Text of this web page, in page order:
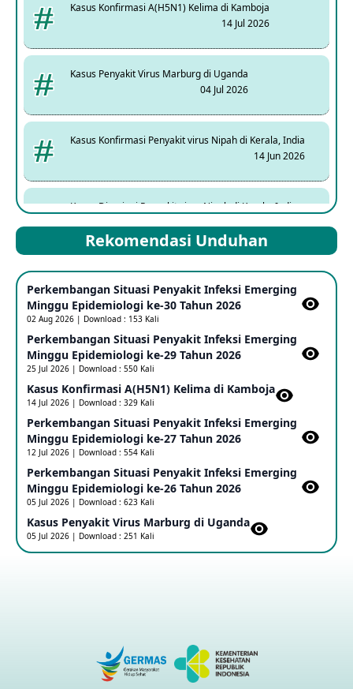
Kasus Konfirmasi A(H5N1) Kelima di Kamboja
14 Jul 2026
Kasus Penyakit Virus Marburg di Uganda
04 Jul 2026
Kasus Konfirmasi Penyakit virus Nipah di Kerala, India
14 Jun 2026
Kasus Dicurigai Penyakit virus Nipah di Kerala, India
Mpox Clade 1b di Taiwan
25 May 2026
Update Informasi PHEIC Penyakit Ebola
23 May 2026
Penetapan Outbreak Penyakit Ebola di RD Kongo dan
Uganda Sebagai PHEIC
17 May 2026
Outbreak Penyakti Ebola di RD Kongo
16 May 2026
Kasus Konfirmasi A(H5NN6) di Cina
Penyakit virus Hanta di Kapal Pesiar Keberangkatan
Rekomendasi Unduhan
Perkembangan Situasi Penyakit Infeksi Emerging
Minggu Epidemiologi ke-30 Tahun 2026
02 Aug 2026 | Download : 153 Kali
Perkembangan Situasi Penyakit Infeksi Emerging
Minggu Epidemiologi ke-29 Tahun 2026
25 Jul 2026 | Download : 550 Kali
Kasus Konfirmasi A(H5N1) Kelima di Kamboja​
14 Jul 2026 | Download : 329 Kali
Perkembangan Situasi Penyakit Infeksi Emerging
Minggu Epidemiologi ke-27 Tahun 2026
12 Jul 2026 | Download : 554 Kali
Perkembangan Situasi Penyakit Infeksi Emerging
Minggu Epidemiologi ke-26 Tahun 2026
05 Jul 2026 | Download : 623 Kali
Kasus Penyakit Virus Marburg di Uganda
05 Jul 2026 | Download : 251 Kali